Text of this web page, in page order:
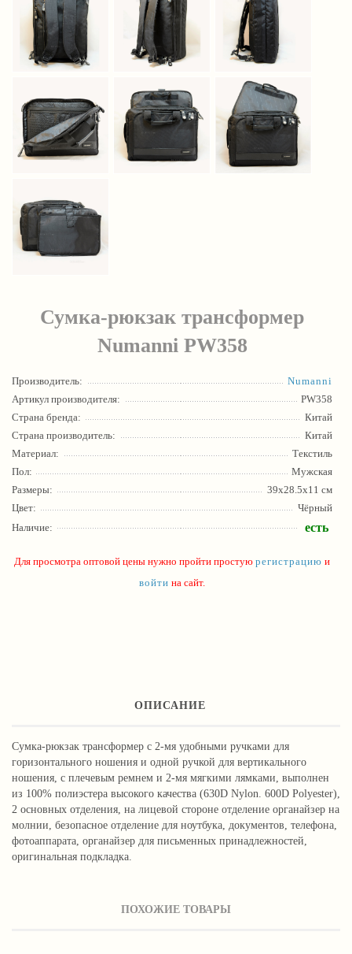
Сумка-рюкзак трансформер
Numanni PW358
Производитель:
Numanni
Артикул производителя:
PW358
Страна бренда:
Китай
Страна производитель:
Китай
Материал:
Текстиль
Пол:
Мужская
Размеры:
39х28.5х11 см
Цвет:
Чёрный
Наличие:
есть
Для просмотра оптовой цены нужно пройти простую регистрацию и
войти на сайт.
ОПИСАНИЕ
Сумка-рюкзак трансформер с 2-мя удобными ручками для
горизонтального ношения и одной ручкой для вертикального
ношения, с плечевым ремнем и 2-мя мягкими лямками, выполнен
из 100% полиэстера высокого качества (630D Nylon. 600D Polyester),
2 основных отделения, на лицевой стороне отделение органайзер на
молнии, безопасное отделение для ноутбука, документов, телефона,
фотоаппарата, органайзер для письменных принадлежностей,
оригинальная подкладка.
ПОХОЖИЕ ТОВАРЫ